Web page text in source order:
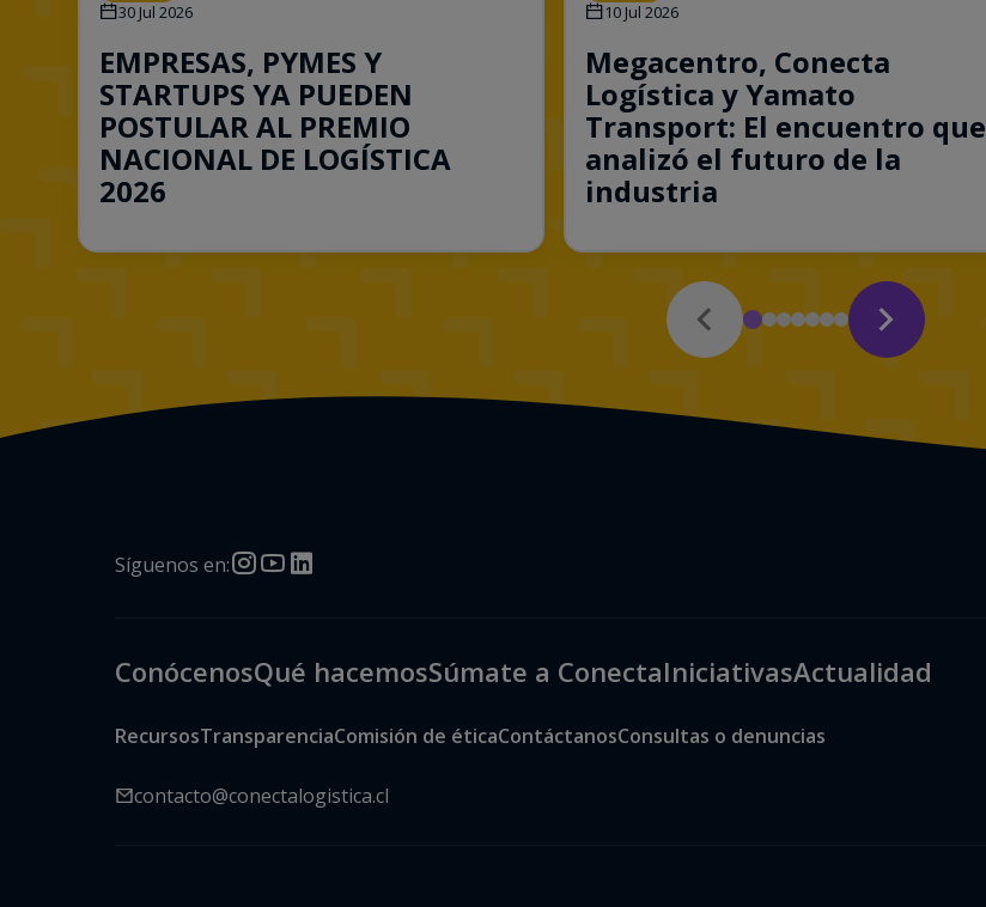
30 Jul 2026
EMPRESAS, PYMES Y
STARTUPS YA PUEDEN
POSTULAR AL PREMIO
NACIONAL DE LOGÍSTICA
2026
10 Jul 2026
Megacentro, Conecta
Logística y Yamato
Transport: El encuentro que
analizó el futuro de la
industria
Síguenos en:
ConócenosQué hacemosSúmate a ConectaIniciativasActualidad
RecursosTransparenciaComisión de éticaContáctanosConsultas o denuncias
contacto@conectalogistica.cl